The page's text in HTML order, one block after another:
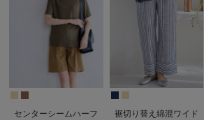
センターシームハーフ
裾切り替え綿混ワイド